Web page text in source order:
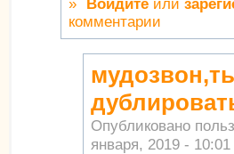
» Войдите или
комментарии
Опубликовано
января, 2019 - 10:01